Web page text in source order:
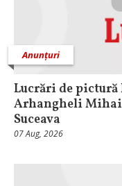
Anunțuri
Lucrări de
Arhangheli
Suceava
07 Aug, 2026